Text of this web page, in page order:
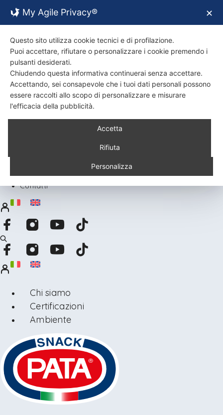
Back
Ricette
Contatti
Chi siamo
Certificazioni
Ambiente
My Agile Privacy® ✕
Questo sito utilizza cookie tecnici e di profilazione.
Puoi accettare, rifiutare o personalizzare i cookie premendo i
pulsanti desiderati.
Chiudendo questa informativa continuerai senza accettare.
Accettando, sei consapevole che i tuoi dati personali possono
essere raccolti allo scopo di personalizzare e misurare
l'efficacia della pubblicità.
Accetta
Rifiuta
Personalizza